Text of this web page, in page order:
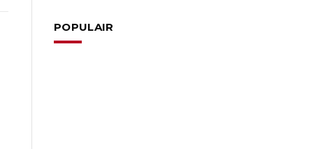
POPULAIR